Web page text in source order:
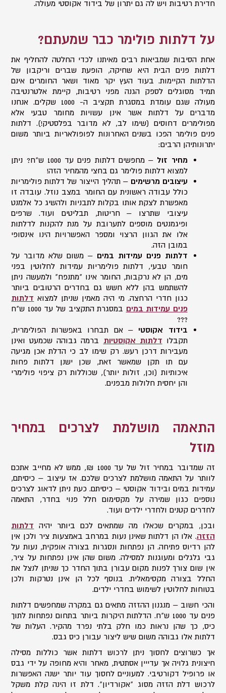
חדירת רטיבות ויש לה גם יתרון של בידוד אקוסטי מעולה.
על דלתות פולימר כבר שמעתם?
אחת הסיבות שמביאות רבים מאיתנו לכדי החלטה להחליף את
דלתות פנים הבית היא שחיקה, הופעת שברים וריקבון של
הדלתות הקיימות. בעוד העץ יקר מאוד ושאר החומרים אינם
תמיד מסוגלים לספק הגנה מפני רטיבות, קיימת אלטרנטיבה
מעולה שגם עומדת במסגרת תקציב ה- 1000 שקלים. אנחנו
מדברים על דלתות אשר אינן עשויות מחומר טבעי אלא
מפולימרים דחוסים (שימו לב, לא מדובר בפלסטיק!). דלתות
פנים פולימר הפכו בשנים האחרונות לפופולאריות ביותר משום
יתרונותיהן הרבים:
מחיר זול
– מחפשים דלתות פנים עד 1000 ש"ח? ניתן
למצוא דלתות פולימר גם בחצי מהמחיר הזה!
עיצובים מרשימים – תהליך הייצור של דלתות פולימריות
כולל עבודה ראשונית עם החומר במצב נוזל. עובדה זו
מאפשרת לצקת אותו בקלות לתבניות ולהשיג כל אלמנט
עיצובי שתרצו – חריטות, תבליטים ועוד. שרפים
ופיגמנטים מוספים לתערובת על מנת להקנות לדלתות
אלו את הגוון הרצוי ומספר האפשרויות הינו אינסופי
במובן הזה.
דלתות פנים עמידות במים – משום שלא מדובר על
חומר טבעי, דלתות פולימריות עמידות לחלוטין בפני
מים, הן לא נרקבות, החומר אינו "מתנפח" ולמעשה ניתן
להשתמש בהן ללא חשש גם בחדרים הרטובים ביותר
כגון חדרי הרחצה. מי היה מאמין שניתן למצוא דלתות
פנים עמידות במים
במסגרת התקציב של עד 1000 ש"ח
???
בידוד אקוסטי – אם תבחרו באפשרות הפולימרית,
תקבלו דלתות אקוסטיות ברמה גבוהה שכמעט ואינן
מעבירות דרכן רעש. רק שימו לב כי הדלת אכן מגיעה
עם תו תקן שמאשר זאת, שכן ישנן דלתות פחות
איכותיות (וכן, זולות יותר), שכוללות רק ציפוי פולימרי
והן יחסית חלולות מבפנים.
התאמה מושלמת לצרכים במחיר
מוזל
זה שמדובר במחיר זול של עד 1000 ₪, ממש לא מחייב אתכם
לוותר על התאמה מושלמת לצרכים שלכם. אז עיצוב – כיסיתם,
עמידות במים ובידוד אקוסטי – כיסיתם. כעת ניתן לדאוג לצרכים
נוספים כגון שמירה על מקסימום חלל פנוי בחדר, התאמה
לחדרים קטנים ולחדרי ילדים ועוד.
ובכן, במקרים שכאלו מה שמתאים לכם ביותר יהיה דלתות
הזזה. אלו הן דלתות שאינן נעות במרחב באמצעות ציר ולכן אין
להן רדיוס פתיחה. הן נפתחות ונסגרות בצורה אופקית, נעות על
גבי גלגלים ומעוגנות למסילה. משום שהן אינן נפתחות על ציר,
אין שום צורך לפנות מקום עבורן בתוך החדר כך שניתן לנצל את
החלל בצורה מקסימאלית. בנוסף לכל הן אינן נטרקות ולכן
בטוחות לחלוטין לשימוש בחדרי ילדים.
והכי חשוב – מנגנון ההזזה מתאים גם במקרה שמחפשים דלתות
פנים עד 1000 ש"ח. הדלתות היקרות ביותר בתחום נפתחות לתוך
כיס, כך שהן נראות כמו חלק בלתי נפרד מהקיר. העלות של
דלתות אלו גבוהה משום שיש ליצור עבורן כיס גבס.
אך כשרוצים לחסוך ניתן לרכוש דלתות אשר כוללות מסילה
חיצונית גלויה אך עדייין אסתטית, מאחר והיא מחופה על ידי גבס
או פרופיל דקורטיבי. למעוניים לחסוך עוד יותר ישנה האפשרות
לרכוש דלת הזזה מסוג "אקורדיון". דלת זו הינה קלת משקל